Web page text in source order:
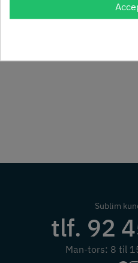
Sublim
tlf. 92
Man-tors: 8 til